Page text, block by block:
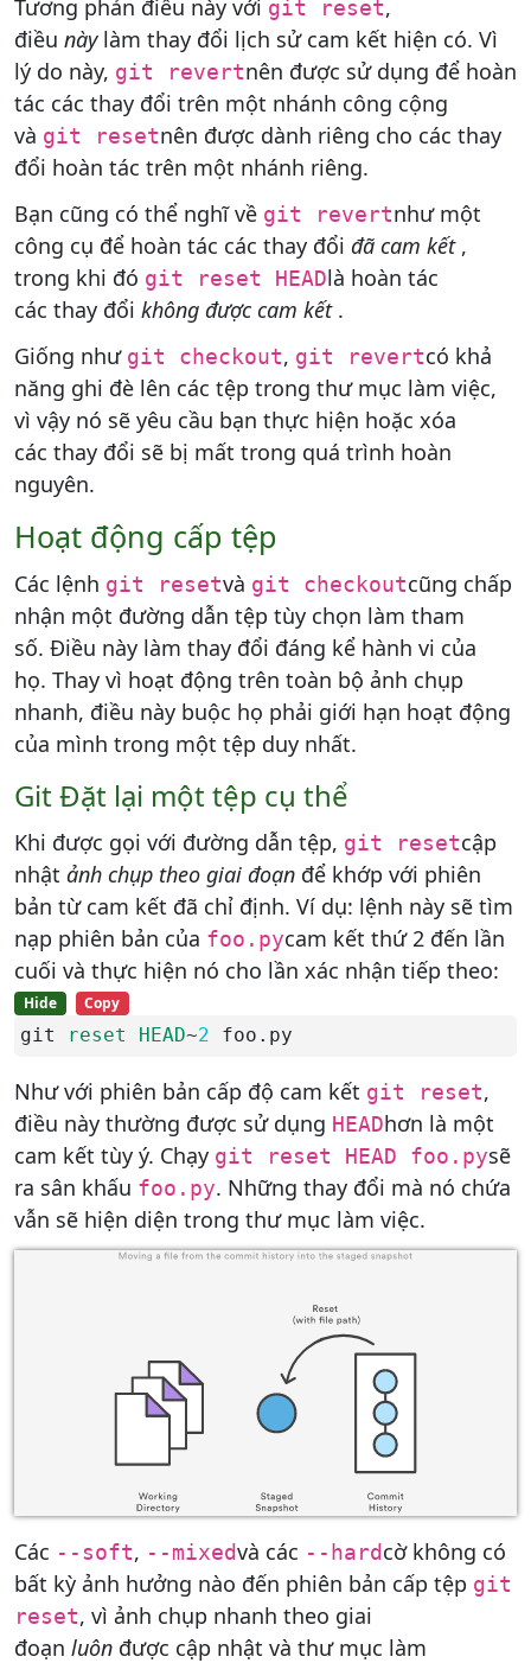
Tương phản điều này với git reset,
điều nàylàm thay đổi lịch sử cam kết hiện có. Vì
lý do này, git revertnên được sử dụng để hoàn
tác các thay đổi trên một nhánh công cộng
và git resetnên được dành riêng cho các thay
đổi hoàn tác trên một nhánh riêng.
Bạn cũng có thể nghĩ về git revertnhư một
công cụ để hoàn tác các thay đổi đã cam kết,
trong khi đó git reset HEADlà hoàn tác
các thay đổi không được cam kết.
Giống như git checkout, git revertcó khả
năng ghi đè lên các tệp trong thư mục làm việc,
vì vậy nó sẽ yêu cầu bạn thực hiện hoặc xóa
các thay đổi sẽ bị mất trong quá trình hoàn
nguyên.
Hoạt động cấp tệp
Các lệnh git resetvà git checkoutcũng chấp
nhận một đường dẫn tệp tùy chọn làm tham
số. Điều này làm thay đổi đáng kể hành vi của
họ. Thay vì hoạt động trên toàn bộ ảnh chụp
nhanh, điều này buộc họ phải giới hạn hoạt động
của mình trong một tệp duy nhất.
Git Đặt lại một tệp cụ thể
Khi được gọi với đường dẫn tệp, git resetcập
nhật ảnh chụp theo giai đoạn để khớp với phiên
bản từ cam kết đã chỉ định. Ví dụ: lệnh này sẽ tìm
nạp phiên bản của foo.pycam kết thứ 2 đến lần
cuối và thực hiện nó cho lần xác nhận tiếp theo:
Hide Copy
git reset HEAD~2 foo.py
Như với phiên bản cấp độ cam kết git reset,
điều này thường được sử dụng HEADhơn là một
cam kết tùy ý. Chạy git reset HEAD foo.pysẽ
ra sân khấu foo.py. Những thay đổi mà nó chứa
vẫn sẽ hiện diện trong thư mục làm việc.
Các --soft, --mixedvà các --hardcờ không có
bất kỳ ảnh hưởng nào đến phiên bản cấp tệp git
reset, vì ảnh chụp nhanh theo giai
đoạn luôn được cập nhật và thư mục làm